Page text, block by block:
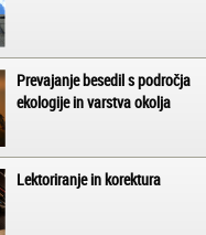
Prevajanje besedil s področja
ekologije in varstva okolja
Lektoriranje in korektura